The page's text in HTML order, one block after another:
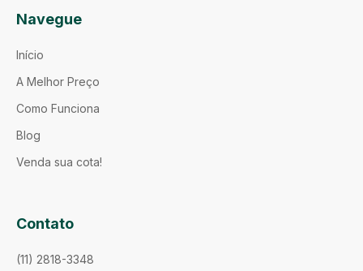
Navegue
Início
A Melhor Preço
Como Funciona
Blog
Venda sua cota!
Contato
(11) 2818-3348